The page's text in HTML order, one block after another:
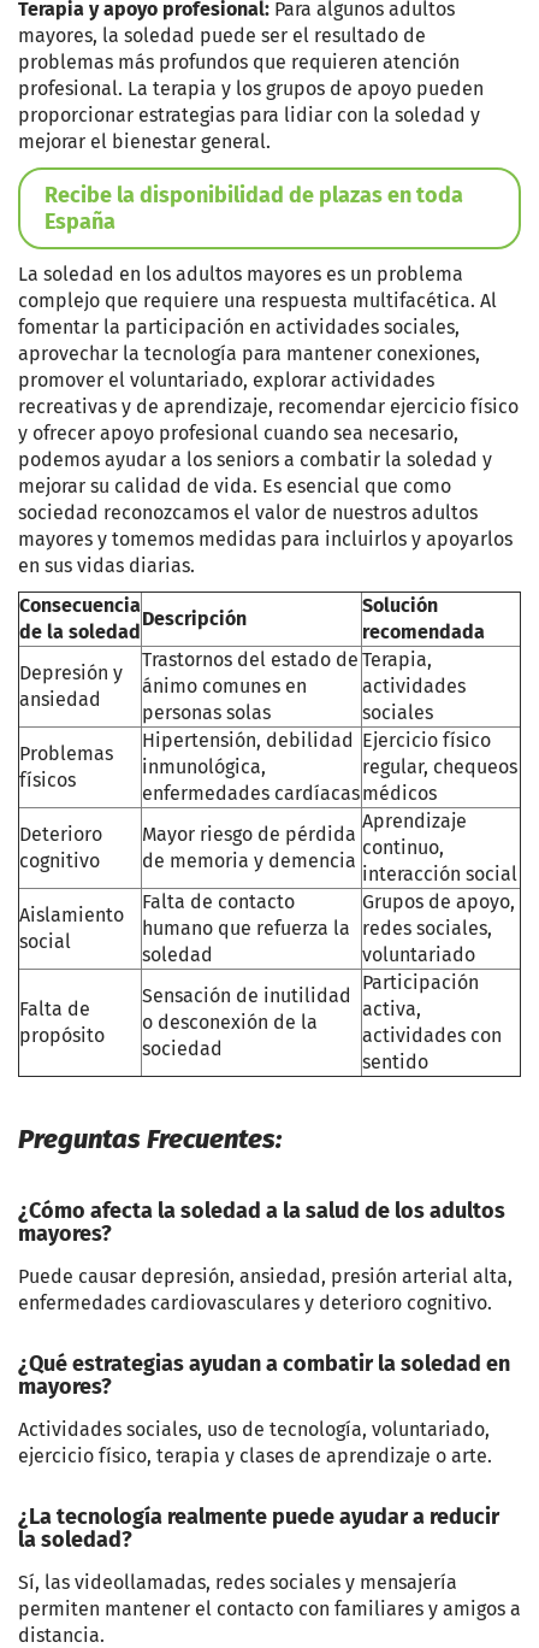
Terapia y apoyo profesional: Para algunos adultos
mayores, la soledad puede ser el resultado de
problemas más profundos que requieren atención
profesional. La terapia y los grupos de apoyo pueden
proporcionar estrategias para lidiar con la soledad y
mejorar el bienestar general.
Recibe la disponibilidad de plazas en toda
España
La soledad en los adultos mayores es un problema
complejo que requiere una respuesta multifacética. Al
fomentar la participación en actividades sociales,
aprovechar la tecnología para mantener conexiones,
promover el voluntariado, explorar actividades
recreativas y de aprendizaje, recomendar ejercicio físico
y ofrecer apoyo profesional cuando sea necesario,
podemos ayudar a los seniors a combatir la soledad y
mejorar su calidad de vida. Es esencial que como
sociedad reconozcamos el valor de nuestros adultos
mayores y tomemos medidas para incluirlos y apoyarlos
en sus vidas diarias.
Consecuencia
de la soledad
Descripción
Solución
recomendada
Depresión y
ansiedad
Trastornos del estado de
ánimo comunes en
personas solas
Terapia,
actividades
sociales
Problemas
físicos
Hipertensión, debilidad
inmunológica,
enfermedades cardíacas
Ejercicio físico
regular, chequeos
médicos
Deterioro
cognitivo
Mayor riesgo de pérdida
de memoria y demencia
Aprendizaje
continuo,
interacción social
Aislamiento
social
Falta de contacto
humano que refuerza la
soledad
Grupos de apoyo,
redes sociales,
voluntariado
Falta de
propósito
Sensación de inutilidad
o desconexión de la
sociedad
Participación
activa,
actividades con
sentido
Preguntas Frecuentes:
¿Cómo afecta la soledad a la salud de los adultos
mayores?
Puede causar depresión, ansiedad, presión arterial alta,
enfermedades cardiovasculares y deterioro cognitivo.
¿Qué estrategias ayudan a combatir la soledad en
mayores?
Actividades sociales, uso de tecnología, voluntariado,
ejercicio físico, terapia y clases de aprendizaje o arte.
¿La tecnología realmente puede ayudar a reducir
la soledad?
Sí, las videollamadas, redes sociales y mensajería
permiten mantener el contacto con familiares y amigos a
distancia.